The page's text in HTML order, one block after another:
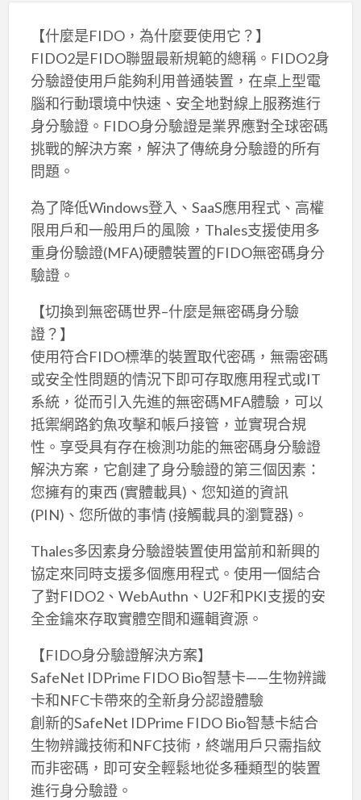
【什麼是FIDO，為什麼要使用它？】
FIDO2是FIDO聯盟最新規範的總稱。FIDO2身
分驗證使用戶能夠利用普通裝置，在桌上型電
腦和行動環境中快速、安全地對線上服務進行
身分驗證。FIDO身分驗證是業界應對全球密碼
挑戰的解決方案，解決了傳統身分驗證的所有
問題。
為了降低Windows登入、SaaS應用程式、高權
限用戶和一般用戶的風險，Thales支援使用多
重身份驗證(MFA)硬體裝置的FIDO無密碼身分
驗證。
【切換到無密碼世界–什麼是無密碼身分驗
證？】
使用符合FIDO標準的裝置取代密碼，無需密碼
或安全性問題的情況下即可存取應用程式或IT
系統，從而引入先進的無密碼MFA體驗，可以
抵禦網路釣魚攻擊和帳戶接管，並實現合規
性。享受具有存在檢測功能的無密碼身分驗證
解決方案，它創建了身分驗證的第三個因素：
您擁有的東西 (實體載具)、您知道的資訊
(PIN)、您所做的事情 (接觸載具的瀏覽器)。
Thales多因素身分驗證裝置使用當前和新興的
協定來同時支援多個應用程式。使用一個結合
了對FIDO2、WebAuthn、U2F和PKI支援的安
全金鑰來存取實體空間和邏輯資源。
【FIDO身分驗證解決方案】
SafeNet IDPrime FIDO Bio智慧卡——生物辨識
卡和NFC卡帶來的全新身分認證體驗
創新的SafeNet IDPrime FIDO Bio智慧卡結合
生物辨識技術和NFC技術，終端用戶只需指紋
而非密碼，即可安全輕鬆地從多種類型的裝置
進行身分驗證。